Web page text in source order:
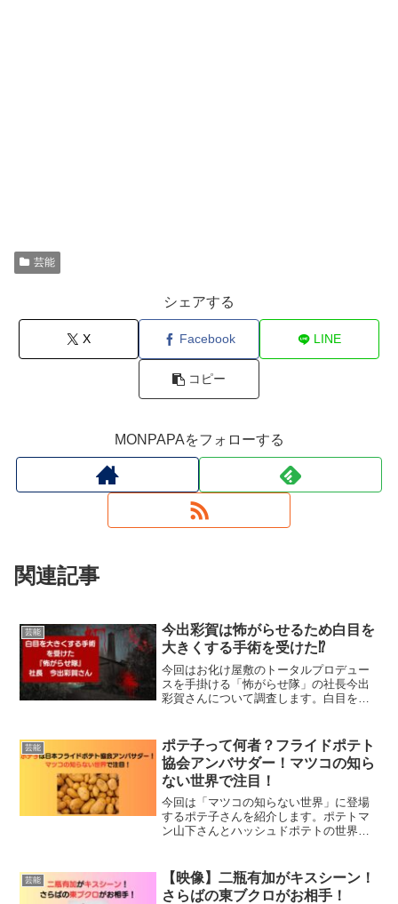
芸能
シェアする
X Facebook LINE
コピー
MONPAPAをフォローする
関連記事
芸能
今出彩賀は怖がらせるため白目を
大きくする手術を受けた⁉️
今回はお化け屋敷のトータルプロデュー
スを手掛ける「怖がらせ隊」の社長今出
彩賀さんについて調査します。白目を大
芸能
ポテ子って何者？フライドポテト
協会アンバサダー！マツコの知ら
ない世界で注目！
今回は「マツコの知らない世界」に登場
するポテ子さんを紹介します。ポテトマ
ン山下さんとハッシュドポテトの世界を
芸能
【映像】二瓶有加がキスシーン！
さらばの東ブクロがお相手！